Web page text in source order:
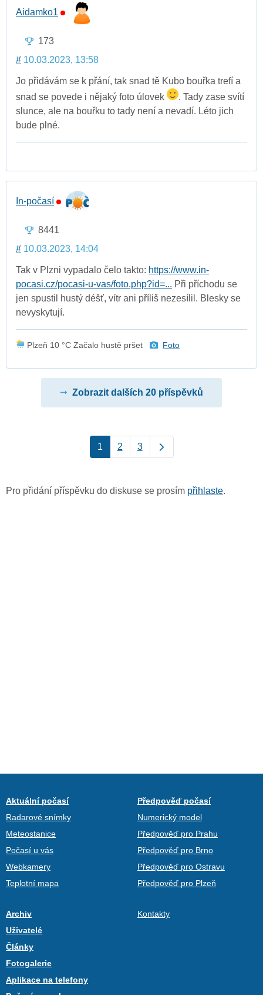
Aidamko1
173
# 10.03.2023, 13:58
Jo přidávám se k přání, tak snad tě Kubo bouřka trefí a
snad se povede i nějaký foto úlovek
. Tady zase svítí
slunce, ale na bouřku to tady není a nevadí. Léto jich
bude plné.
In-počasí
8441
# 10.03.2023, 14:04
Tak v Plzni vypadalo čelo takto: https://www.in-
pocasi.cz/pocasi-u-vas/foto.php?id=... Při příchodu se
jen spustil hustý déšť, vítr ani příliš nezesílil. Blesky se
nevyskytují.
Plzeň 10 °C Začalo hustě pršet Foto
Zobrazit dalších 20 příspěvků
1 2 3
Pro přidání příspěvku do diskuse se prosím přihlaste.
Aktuální počasí
Radarové snímky
Meteostanice
Počasí u vás
Webkamery
Teplotní mapa
Předpověď počasí
Numerický model
Předpověď pro Prahu
Předpověď pro Brno
Předpověď pro Ostravu
Předpověď pro Plzeň
Archiv
Uživatelé
Články
Fotogalerie
Aplikace na telefony
Kontakty